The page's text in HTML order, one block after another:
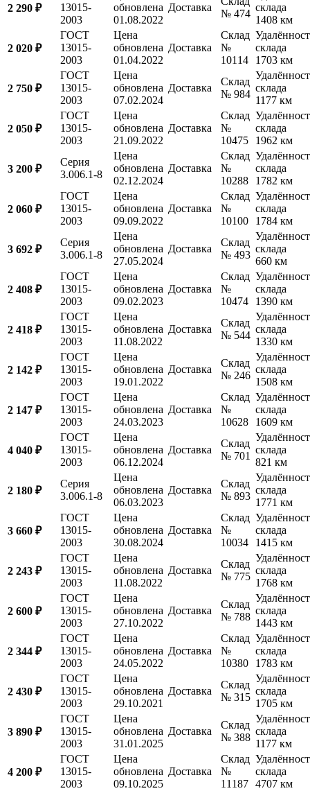
2 290 ₽
13015-
2003
обновлена
01.08.2022
Доставка
№ 474
склада
1408 км
2 020 ₽
ГОСТ
13015-
2003
Цена
обновлена
01.04.2022
Доставка
Склад
№
10114
склада
1703 км
2 750 ₽
ГОСТ
13015-
2003
Цена
обновлена
07.02.2024
Доставка
Склад
№ 984
склада
1177 км
2 050 ₽
ГОСТ
13015-
2003
Цена
обновлена
21.09.2022
Доставка
Склад
№
10475
склада
1962 км
3 200 ₽
Серия
3.006.1-8
Цена
обновлена
02.12.2024
Доставка
Склад
№
10288
склада
1782 км
2 060 ₽
ГОСТ
13015-
2003
Цена
обновлена
09.09.2022
Доставка
Склад
№
10100
склада
1784 км
3 692 ₽
Серия
3.006.1-8
Цена
обновлена
27.05.2024
Доставка
Склад
№ 493
склада
660 км
2 408 ₽
ГОСТ
13015-
2003
Цена
обновлена
09.02.2023
Доставка
Склад
№
10474
склада
1390 км
2 418 ₽
ГОСТ
13015-
2003
Цена
обновлена
11.08.2022
Доставка
Склад
№ 544
склада
1330 км
2 142 ₽
ГОСТ
13015-
2003
Цена
обновлена
19.01.2022
Доставка
Склад
№ 246
склада
1508 км
2 147 ₽
ГОСТ
13015-
2003
Цена
обновлена
24.03.2023
Доставка
Склад
№
10628
склада
1609 км
4 040 ₽
ГОСТ
13015-
2003
Цена
обновлена
06.12.2024
Доставка
Склад
№ 701
склада
821 км
2 180 ₽
Серия
3.006.1-8
Цена
обновлена
06.03.2023
Доставка
Склад
№ 893
склада
1771 км
3 660 ₽
ГОСТ
13015-
2003
Цена
обновлена
30.08.2024
Доставка
Склад
№
10034
склада
1415 км
2 243 ₽
ГОСТ
13015-
2003
Цена
обновлена
11.08.2022
Доставка
Склад
№ 775
склада
1768 км
2 600 ₽
ГОСТ
13015-
2003
Цена
обновлена
27.10.2022
Доставка
Склад
№ 788
склада
1443 км
2 344 ₽
ГОСТ
13015-
2003
Цена
обновлена
24.05.2022
Доставка
Склад
№
10380
склада
1783 км
2 430 ₽
ГОСТ
13015-
2003
Цена
обновлена
29.10.2021
Доставка
Склад
№ 315
склада
1705 км
3 890 ₽
ГОСТ
13015-
2003
Цена
обновлена
31.01.2025
Доставка
Склад
№ 388
склада
1177 км
4 200 ₽
ГОСТ
13015-
2003
Цена
обновлена
09.10.2025
Доставка
Склад
№
11187
склада
4707 км